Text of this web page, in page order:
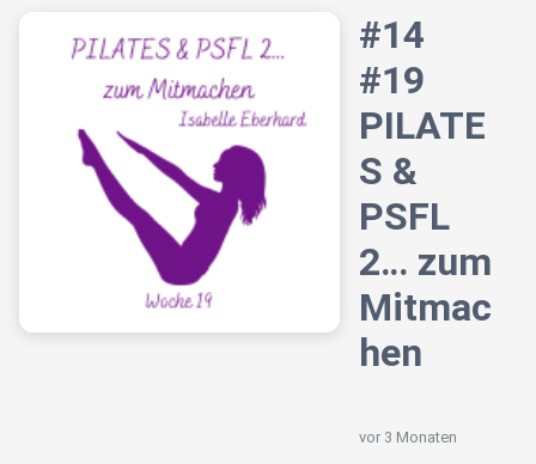
#14
#19
PILATE
S &
PSFL
2… zum
Mitmac
hen
vor 3 Monaten